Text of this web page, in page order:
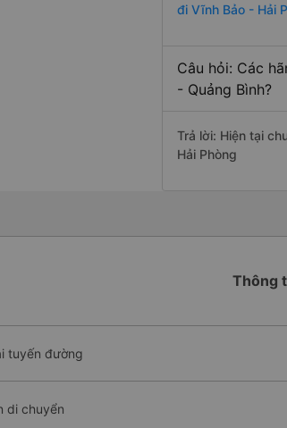
đi Vĩnh Bảo - Hải
Câu hỏi: Các
- Quảng Bình?
Trả lời: Hiện tại
Hải Phòng
Thông
tuyến đường
di chuyển